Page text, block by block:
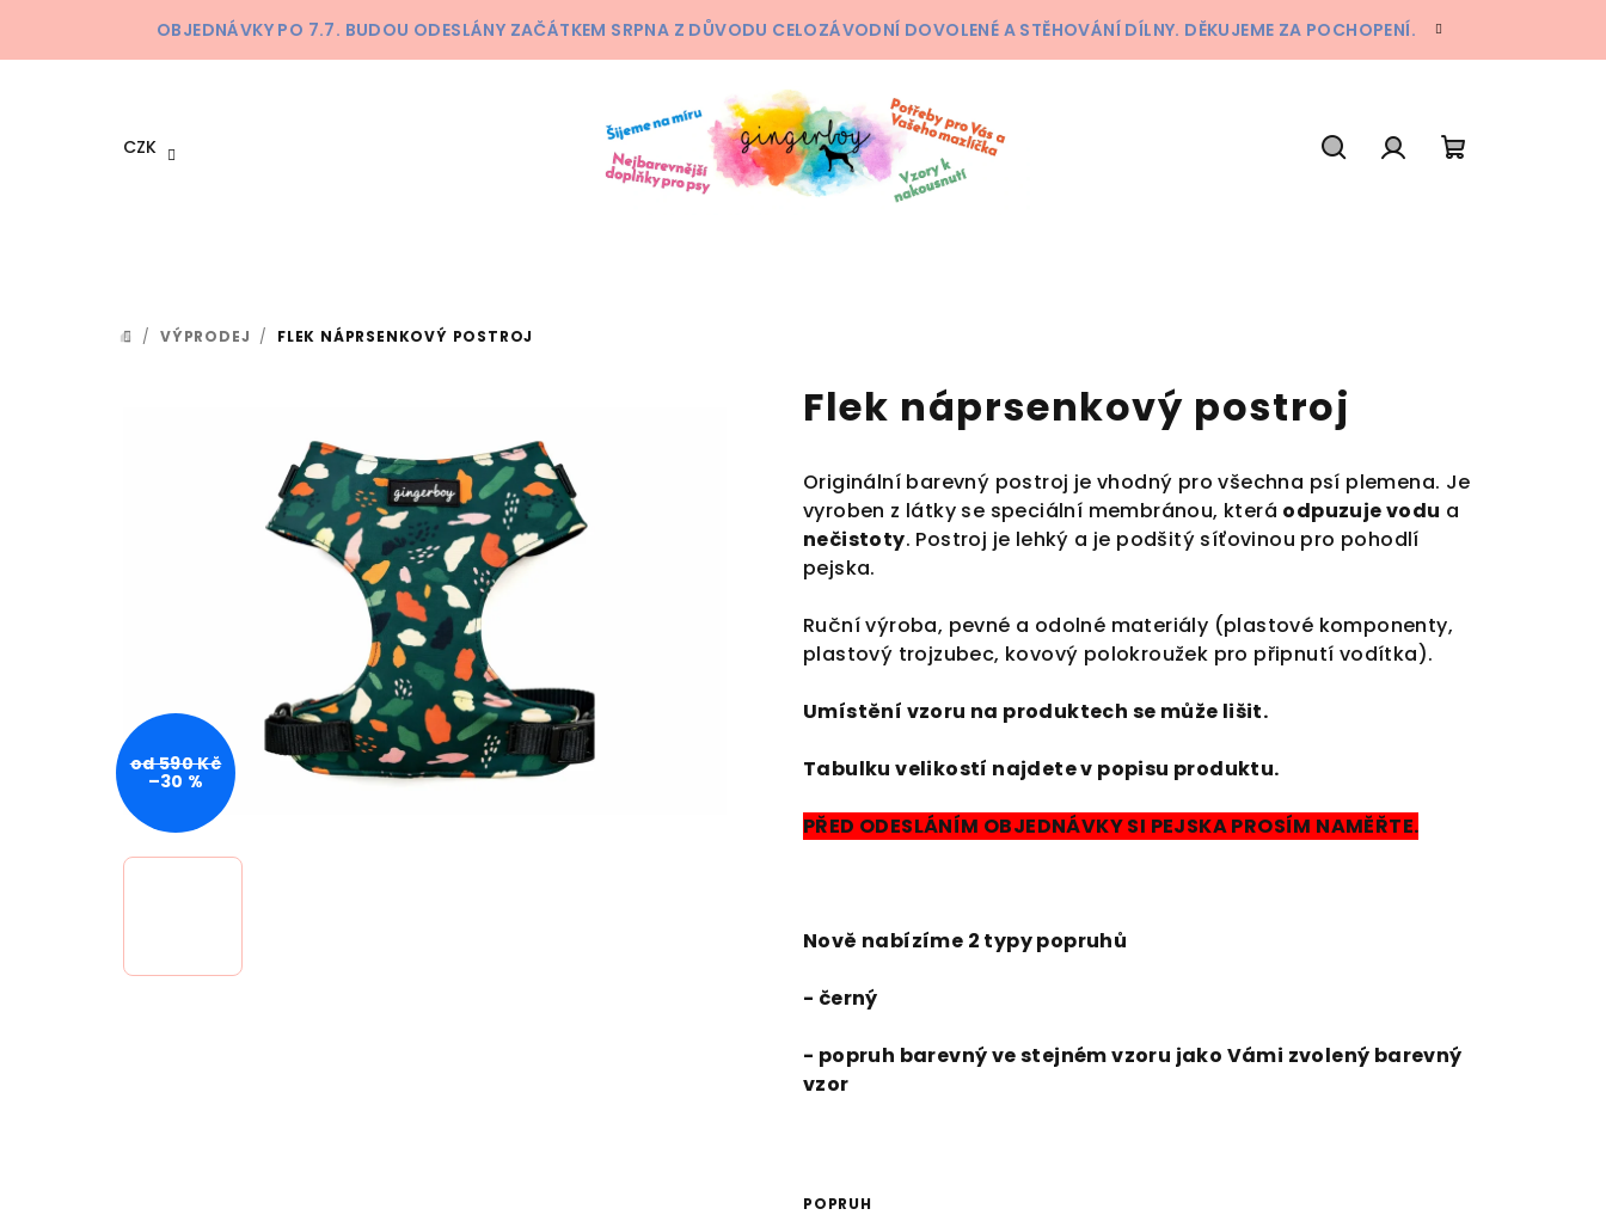
OBJEDNÁVKY PO 7.7. BUDOU ODESLÁNY ZAČÁTKEM SRPNA Z DŮVODU CELOZÁVODNÍ DOVOLENÉ A STĚHOVÁNÍ DÍLNY. DĚKUJEME ZA POCHOPENÍ.
CZK
DOMŮ
/ VÝPRODEJ / FLEK NÁPRSENKOVÝ POSTROJ
Flek náprsenkový postroj
Originální barevný postroj je vhodný pro všechna psí plemena. Je
vyroben z látky se speciální membránou, která odpuzuje vodu a
nečistoty. Postroj je lehký a je podšitý síťovinou pro pohodlí
pejska.
Ruční výroba, pevné a odolné materiály (plastové komponenty,
plastový trojzubec, kovový polokroužek pro připnutí vodítka).
Umístění vzoru na produktech se může lišit.
Tabulku velikostí najdete v popisu produktu.
PŘED ODESLÁNÍM OBJEDNÁVKY SI PEJSKA PROSÍM NAMĚŘTE.
Nově nabízíme 2 typy popruhů
- černý
- popruh barevný ve stejném vzoru jako Vámi zvolený barevný
vzor
POPRUH
od 590 Kč
–30 %